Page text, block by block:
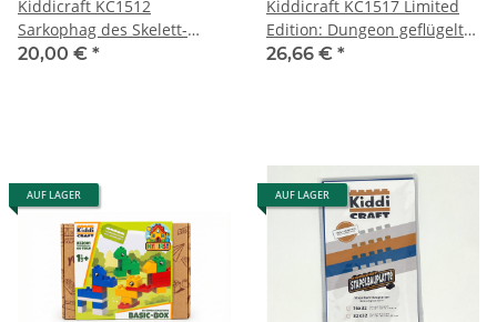
Kiddicraft KC1512
Sarkophag des Skelett-
Hexers
20,00 € *
Kiddicraft KC1517 Limited
Edition: Dungeon geflügelter
Dämon
26,66 € *
AUF LAGER AUF LAGER